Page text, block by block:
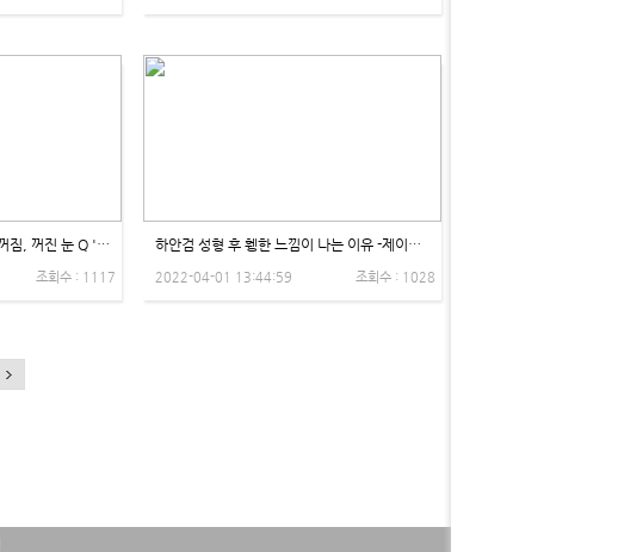
[1]성형 Q&A 눈위 꺼짐, 눈꺼짐, 꺼진 눈 Q '오후엔 눈 뜨기가 힘들어요!' 비온뒤X제이제이성형외과
조회수 : 1117
하안검 성형 후 휑한 느낌이 나는 이유 -제이제이성형외과
2022-04-01 13:44:59 조회수 : 1028